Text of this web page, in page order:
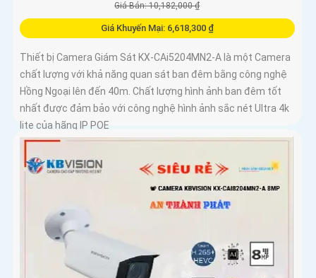
Giá Bán: 10,182,000 ₫
Giá Khuyến Mại: 6,618,300 ₫
Thiết bị Camera Giám Sát KX-CAi5204MN2-A là một Camera
chất lượng với khả năng quan sát ban đêm bằng công nghệ
Hồng Ngoại lên đến 40m. Chất lượng hình ảnh ban đêm tốt
nhất được đảm bảo với công nghệ hình ảnh sắc nét Ultra 4k
lite của hãng IP POE